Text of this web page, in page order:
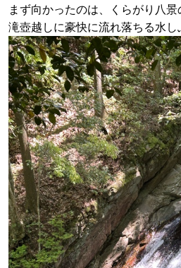
まず向かったのは、くらがり八景
滝壺越しに豪快に流れ落ちる水し